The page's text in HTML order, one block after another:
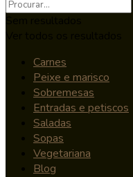
Carnes
Peixe e marisco
Sobremesas
Entradas e petiscos
Saladas
Sopas
Vegetariana
Blog